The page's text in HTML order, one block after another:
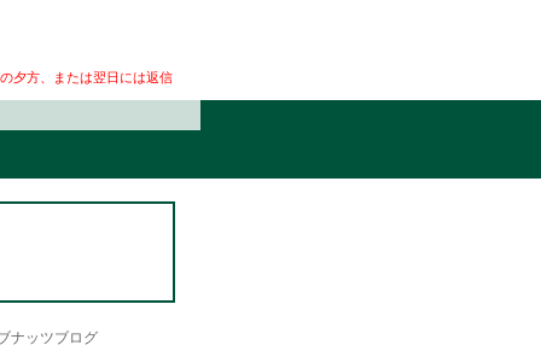
夕方、または翌日には返信
ッツブログ